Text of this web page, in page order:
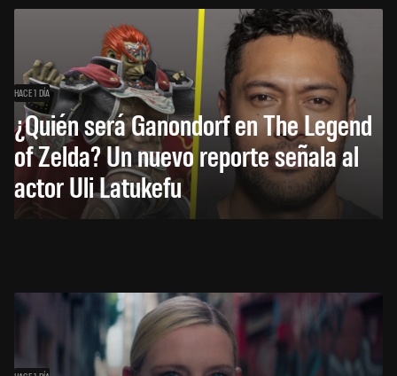
HACE 1 DÍA
¿Quién será Ganondorf en The Legend
of Zelda? Un nuevo reporte señala al
actor Uli Latukefu